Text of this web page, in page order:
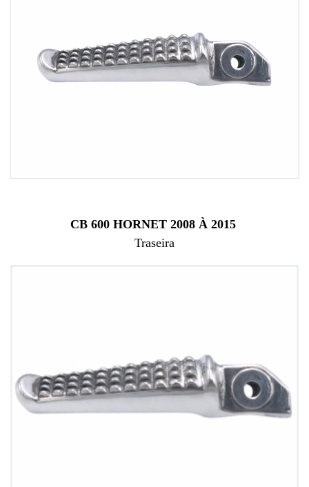
CB 600 HORNET 2008 À 2015
Traseira